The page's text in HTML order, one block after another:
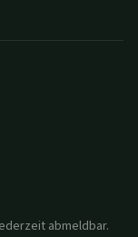
abmeldbar.